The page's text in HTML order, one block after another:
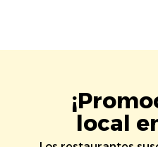
local